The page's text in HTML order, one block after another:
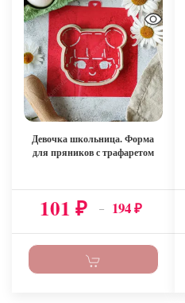
Девочка школьница. Форма
для пряников с трафаретом
101₽ – 194₽